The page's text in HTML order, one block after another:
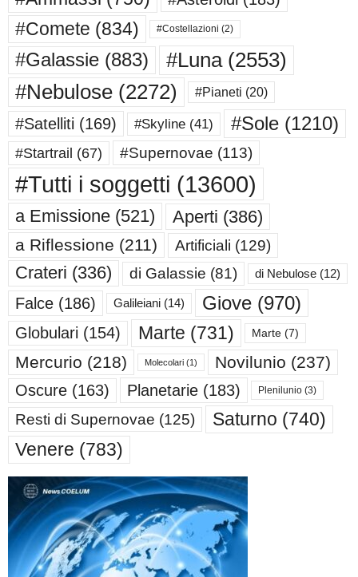
#Comete (834) #Costellazioni (2)
#Galassie (883) #Luna(2553)
#Nebulose (2272) #Pianeti (20)
#Satelliti (169) #Skyline (41) #Sole (1210)
#Startrail (67) #Supernovae (113)
#Tutti i soggetti (13600)
a Emissione (521) Aperti (386)
a Riflessione (211) Artificiali (129)
Crateri (336) di Galassie (81) di Nebulose (12)
Falce (186) Galileiani (14) Giove (970)
Globulari (154) Marte (731) Marte (7)
Mercurio (218) Molecolari (1) Novilunio (237)
Oscure (163) Planetarie (183) Plenilunio (3)
Resti di Supernovae (125) Saturno (740)
Venere (783)